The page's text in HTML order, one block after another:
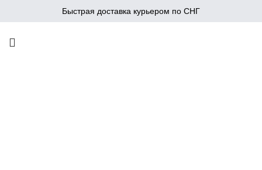
Быстрая доставка курьером по СНГ